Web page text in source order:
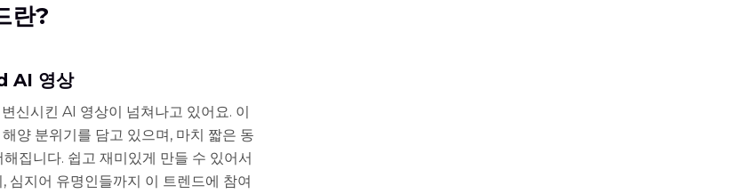
란?
AI 영상
신시킨 AI 영상이 넘쳐나고 있어요. 이
양 분위기를 담고 있으며, 마치 짧은 동
집니다. 쉽고 재미있게 만들 수 있어서
심지어 유명인들까지 이 트렌드에 참여